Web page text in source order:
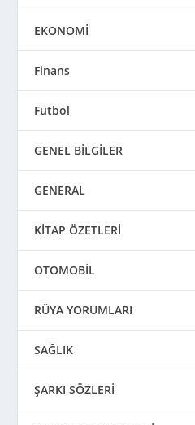
EKONOMİ
Finans
Futbol
GENEL BİLGİLER
GENERAL
KİTAP ÖZETLERİ
OTOMOBİL
RÜYA YORUMLARI
SAĞLIK
ŞARKI SÖZLERİ